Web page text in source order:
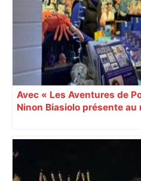
surveillance policière qui a
les fidèles au cinéma
Labège, près de Toulouse –
ladepeche.fr
Avec « Les Aventures de
Ninon Biasiolo présente au